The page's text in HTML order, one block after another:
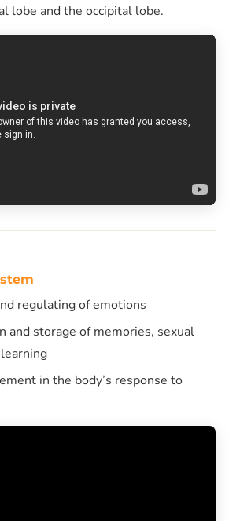
lobe and the occipital lobe.
regulating of emotions
and storage of memories, sexual
in the body’s response to